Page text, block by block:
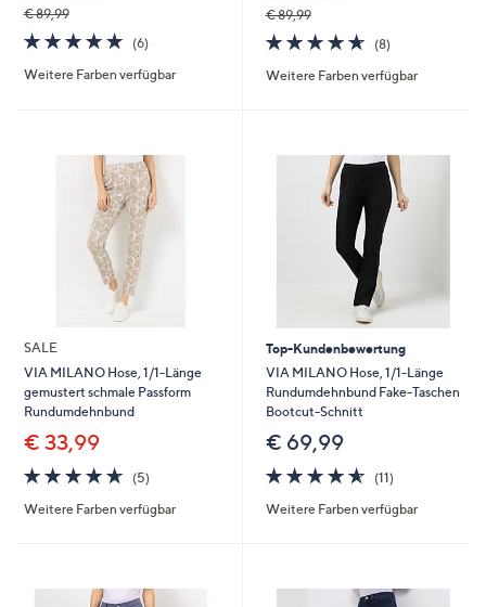
€ 89,99
4.8
von
5
(6)6
Weitere Farben verfügbar
€ 89,99
4.6
von
5
(8)8
Weitere Farben verfügbar
SALE
VIA MILANO Hose, 1/1-Länge
gemustert schmale Passform
Rundumdehnbund
€ 33,99
4.6
von
5
(5)5
Weitere Farben verfügbar
Top-Kundenbewertung
VIA MILANO Hose, 1/1-Länge
Rundumdehnbund Fake-Taschen
Bootcut-Schnitt
€ 69,99
4.5
von
5
(11)11
Weitere Farben verfügbar